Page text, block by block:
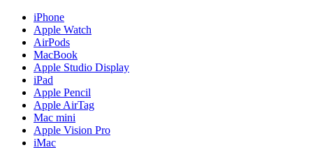
iPhone
Apple Watch
AirPods
MacBook
Apple Studio Display
iPad
Apple Pencil
Apple AirTag
Mac mini
Apple Vision Pro
iMac